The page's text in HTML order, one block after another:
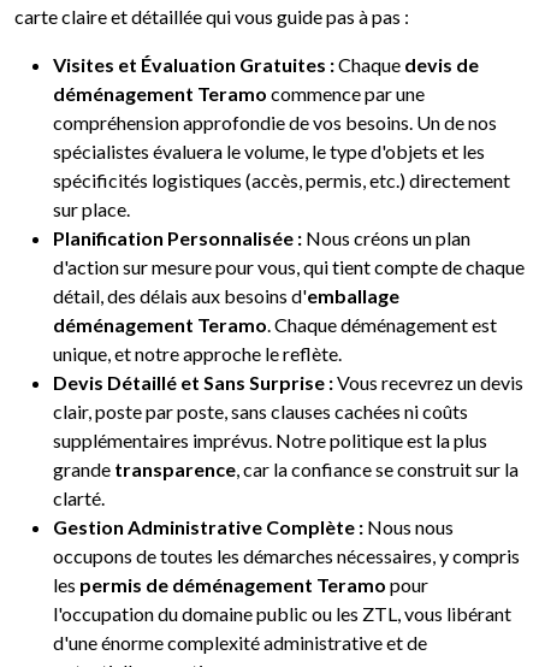
carte claire et détaillée qui vous guide pas à pas :
Visites et Évaluation Gratuites :Chaque devis de
déménagement Teramo commence par une
compréhension approfondie de vos besoins. Un de nos
spécialistes évaluera le volume, le type d'objets et les
spécificités logistiques (accès, permis, etc.) directement
sur place.
Planification Personnalisée : Nous créons un plan
d'action sur mesure pour vous, qui tient compte de chaque
détail, des délais aux besoins d'emballage
déménagement Teramo. Chaque déménagement est
unique, et notre approche le reflète.
Devis Détaillé et Sans Surprise :Vous recevrez un devis
clair, poste par poste, sans clauses cachées ni coûts
supplémentaires imprévus. Notre politique est la plus
grande transparence, car la confiance se construit sur la
clarté.
Gestion Administrative Complète : Nous nous
occupons de toutes les démarches nécessaires, y compris
les permis de déménagement Teramo pour
l'occupation du domaine public ou les ZTL, vous libérant
d'une énorme complexité administrative et de